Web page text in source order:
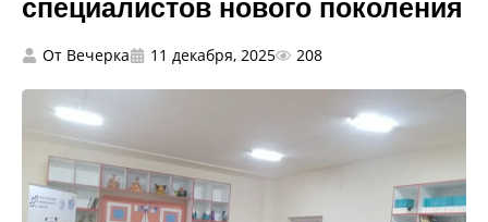
специалистов нового поколения
От Вечерка 11 декабря, 2025 208